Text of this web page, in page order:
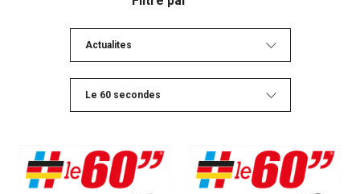
Actualites
Le 60 secondes